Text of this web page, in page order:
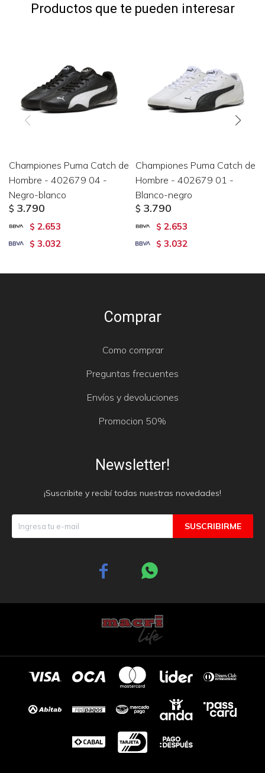
Productos que te pueden interesar
Championes Puma Catch de
Hombre - 402679 04 -
Negro-blanco
$ 3.790
$ 2.653
$ 3.032
Championes Puma Catch de
Hombre - 402679 01 -
Blanco-negro
$ 3.790
$ 2.653
$ 3.032
Comprar
Como comprar
Preguntas frecuentes
Envíos y devoluciones
Promocion 50%
Newsletter!
¡Suscribite y recibí todas nuestras novedades!
SUSCRIBIRME
 